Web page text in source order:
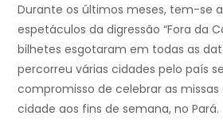
Durante os últimos meses, tem-se
espetáculos da digressão “Fora da
bilhetes esgotaram em todas as
percorreu várias cidades pelo país
compromisso de celebrar as
cidade aos fins de semana, no Pará.